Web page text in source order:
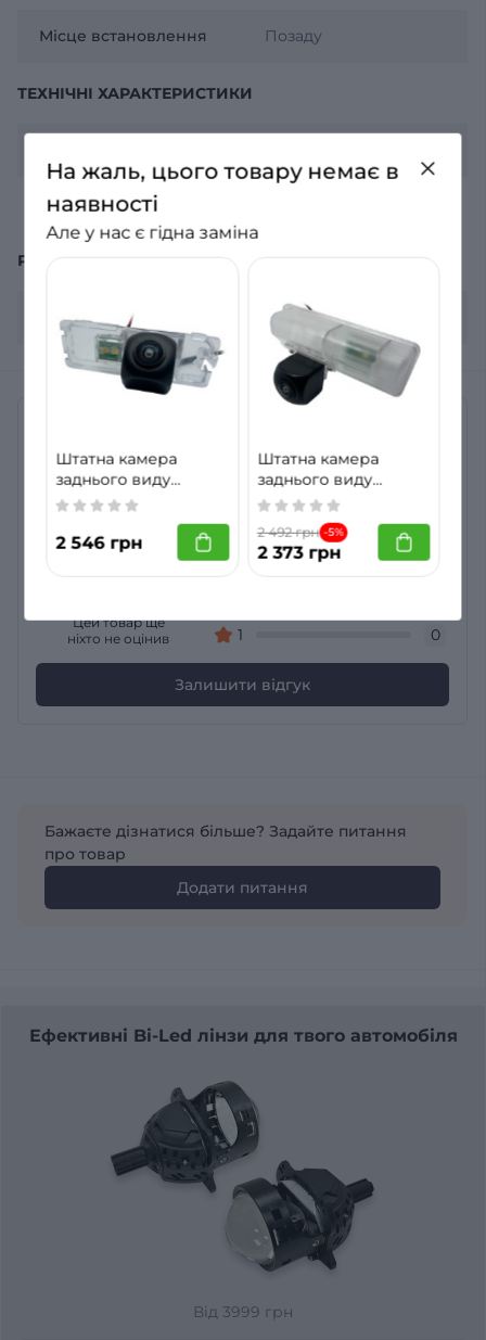
Місце встановлення Позаду
ТЕХНІЧНІ ХАРАКТЕРИСТИКИ
Чутливість
РОЗМІРИ
Розмір 23х25х23 мм
Немає відгуків про товар Штатна камера заднього
виду TORSSEN HC014B-MC720HD
Загальний рейтинг
Цей товар ще
ніхто не оцінив
1
0
Залишити відгук
Бажаєте дізнатися більше? Задайте питання
про товар
Додати питання
Ефективні Bi-Led лінзи для твого автомобіля
Від 3999 грн
На жаль, цього товару немає в
наявності
Але у нас є гідна заміна
Штатна камера
заднього виду
TORSSEN HC001-
2 546 грн
Штатна камера
заднього виду
TORSSEN HC333-
MC108AHD
2 492 грн -5%
2 373 грн